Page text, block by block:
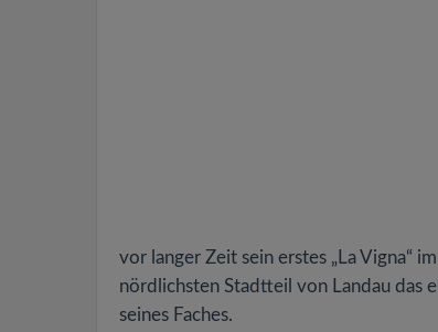
vor langer Zeit sein erstes „La Vigna“
nördlichsten Stadtteil von Landau das
seines Faches.